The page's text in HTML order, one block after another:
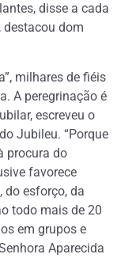
disse a cada
destacou dom
milhares de fiéis
A peregrinação é
escreveu o
Jubileu. “Porque
procura do
favorece
do esforço, da
todo mais de 20
em grupos e
Aparecida